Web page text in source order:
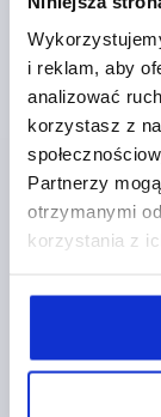
i reklam, aby
analizować
korzystasz z
Partnerzy
otrzymanymi
korzystania z
POKRETLO
BIOPOLIMER
NIERDZEWNA
Nr zamówienia:
9,62 PLN